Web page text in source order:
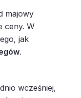
majowy
ceny. W
jak
.
wcześniej,